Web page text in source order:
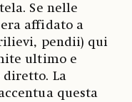
Se nelle
affidato a
pendii) qui
ultimo e
La
questa